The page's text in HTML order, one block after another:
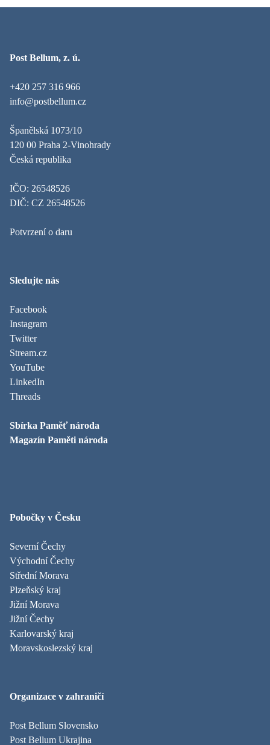
Post Bellum, z. ú.
+420 257 316 966
info@postbellum.cz
Španělská 1073/10
120 00 Praha 2-Vinohrady
Česká republika
IČO: 26548526
DIČ: CZ 26548526
Potvrzení o daru
Sledujte nás
Facebook
Instagram
Twitter
Stream.cz
YouTube
LinkedIn
Threads
Sbírka Paměť národa
Magazín Paměti národa
Pobočky v Česku
Severní Čechy
Východní Čechy
Střední Morava
Plzeňský kraj
Jižní Morava
Jižní Čechy
Karlovarský kraj
Moravskoslezský kraj
Organizace v zahraničí
Post Bellum Slovensko
Post Bellum Ukrajina